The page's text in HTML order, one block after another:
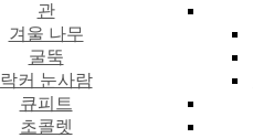
관
겨울 나무
굴뚝
락커 눈사람
큐피트
초콜렛